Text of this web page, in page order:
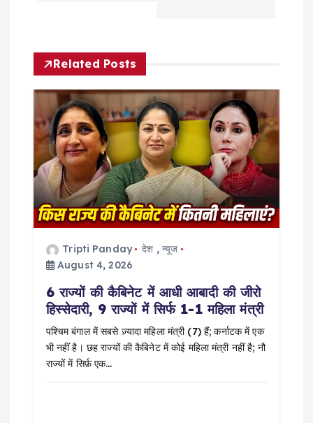
a
v
g
a
t
Related Posts
Tripti Panday देश , न्यूज
August 4, 2026
6 राज्यों की कैबिनेट में आधी आबादी की जीरो
हिस्सेदारी, 9 राज्यों में सिर्फ 1-1 महिला मंत्री
पश्चिम बंगाल में सबसे ज़्यादा महिला मंत्री (7) हैं; कर्नाटक में एक
भी नहीं है। छह राज्यों की कैबिनेट में कोई महिला मंत्री नहीं है; नौ
राज्यों में सिर्फ़ एक…